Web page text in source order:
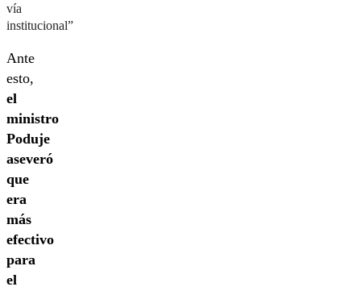
vía
institucional”
Ante
esto,
el
ministro
Poduje
aseveró
que
era
más
efectivo
para
el